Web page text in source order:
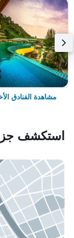
مشاهدة الفنادق
استكشف